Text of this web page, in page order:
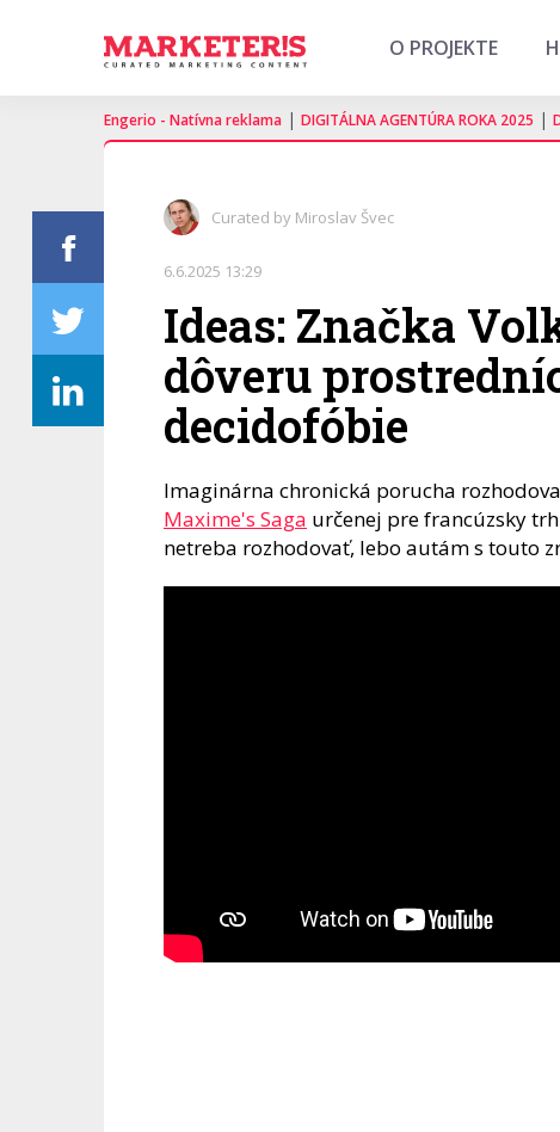
O PROJEKTE
Engerio - Natívna reklama | DIGITÁLNA AGENTÚRA ROKA 2025 |
Curated by Miroslav Švec
6.6.2025 13:29
Ideas: Značka
dôveru
decidofóbie
Imaginárna chronická porucha
Maxime's Saga určenej pre francúzsky
netreba rozhodovať, lebo autám s touto